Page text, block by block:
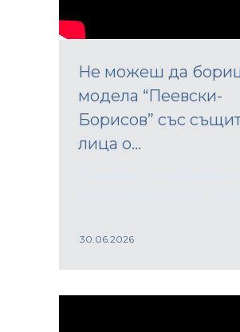
Не можеш да
модела “Пеевски-
Борисов” със
лица о...
30.06.2026